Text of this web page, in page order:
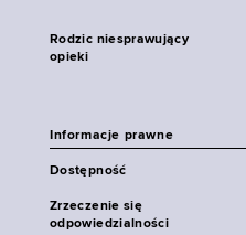
Rodzic niesprawujący
opieki
Informacje prawne
Dostępność
Zrzeczenie się
odpowiedzialności